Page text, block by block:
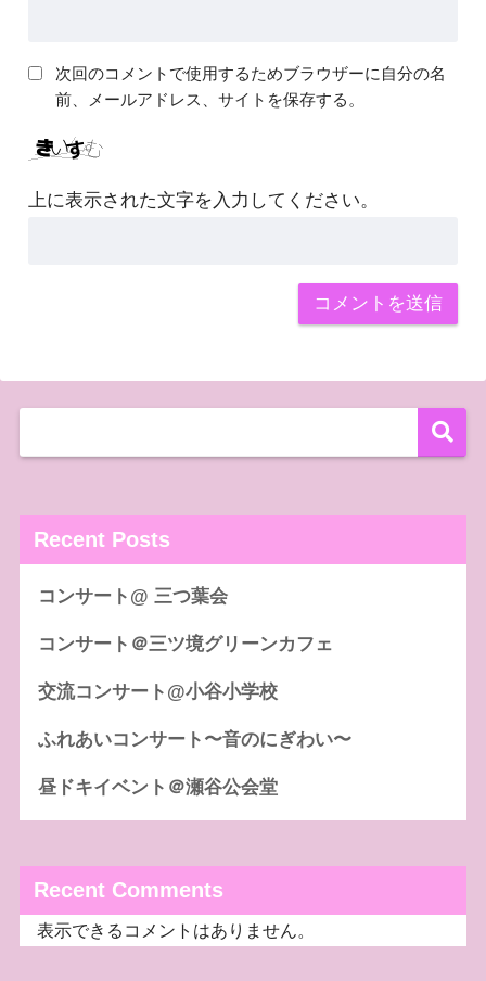
次回のコメントで使用するためブラウザーに自分の名
前、メールアドレス、サイトを保存する。
上に表示された文字を入力してください。
Recent Posts
コンサート@ 三つ葉会
コンサート＠三ツ境グリーンカフェ
交流コンサート@小谷小学校
ふれあいコンサート〜音のにぎわい〜
昼ドキイベント＠瀬谷公会堂
Recent Comments
表示できるコメントはありません。